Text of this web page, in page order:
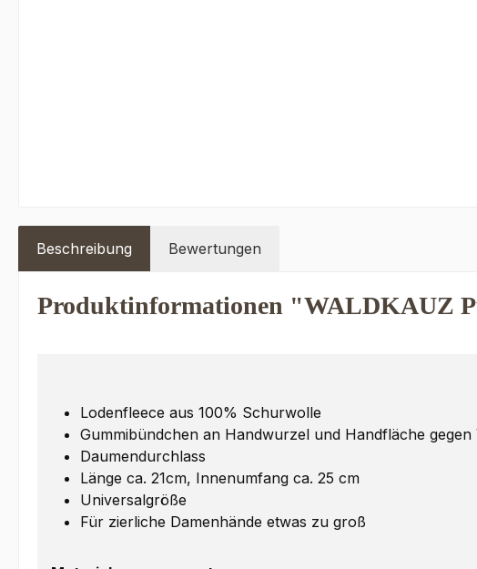
Beschreibung Bewertungen
Produktinformationen "WALDKAUZ
Lodenfleece aus 100% Schurwolle
Gummibündchen an Handwurzel und Handfläche
Daumendurchlass
Länge ca. 21cm, Innenumfang ca. 25 cm
Universalgröße
Für zierliche Damenhände etwas zu groß